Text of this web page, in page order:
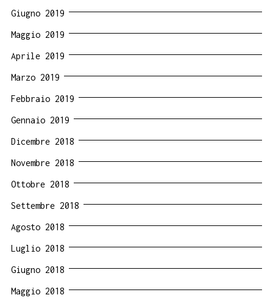
Giugno 2019
Maggio 2019
Aprile 2019
Marzo 2019
Febbraio 2019
Gennaio 2019
Dicembre 2018
Novembre 2018
Ottobre 2018
Settembre 2018
Agosto 2018
Luglio 2018
Giugno 2018
Maggio 2018